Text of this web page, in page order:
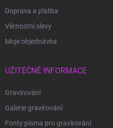
Doprava a platba
Věrnostní slevy
Moje objednávka
UŽITEČNÉ INFORMACE
Gravírování
Galerie gravírování
Fonty písma pro gravírování